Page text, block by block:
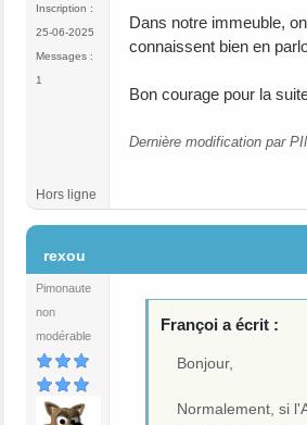
Inscription :
25-06-2025
Messages :
1
Dans notre immeuble,
connaissent bien en
Bon courage pour la
Dernière modification par
Hors ligne
rexou
Pimonaute
non
modérable
Françoi a écrit :
Bonjour,
Normalement, si